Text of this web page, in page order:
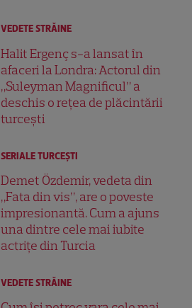
VEDETE STRĂINE
Halit Ergenç s-a lansat în
afaceri la Londra: Actorul din
„Suleyman Magnificul” a
deschis o rețea de plăcintării
turcești
SERIALE TURCEŞTI
Demet Özdemir, vedeta din
„Fata din vis”, are o poveste
impresionantă. Cum a ajuns
una dintre cele mai iubite
actrițe din Turcia
VEDETE STRĂINE